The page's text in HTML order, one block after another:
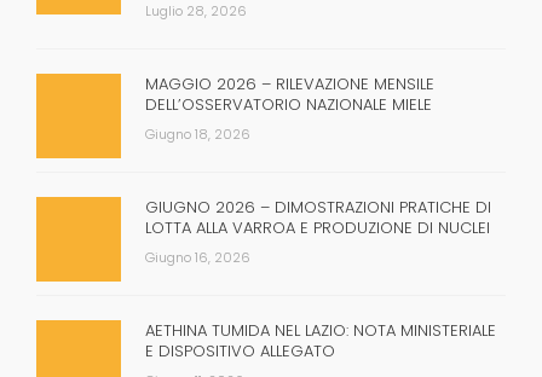
Luglio 28, 2026
MAGGIO 2026 – RILEVAZIONE MENSILE
DELL’OSSERVATORIO NAZIONALE MIELE
Giugno 18, 2026
GIUGNO 2026 – DIMOSTRAZIONI PRATICHE DI
LOTTA ALLA VARROA E PRODUZIONE DI NUCLEI
Giugno 16, 2026
AETHINA TUMIDA NEL LAZIO: NOTA MINISTERIALE
E DISPOSITIVO ALLEGATO